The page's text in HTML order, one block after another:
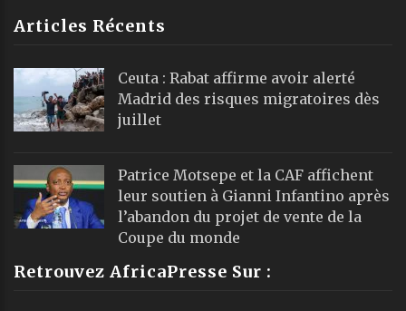
Articles Récents
Ceuta : Rabat affirme avoir alerté
Madrid des risques migratoires dès
juillet
Patrice Motsepe et la CAF affichent
leur soutien à Gianni Infantino après
l’abandon du projet de vente de la
Coupe du monde
Retrouvez AfricaPresse Sur :